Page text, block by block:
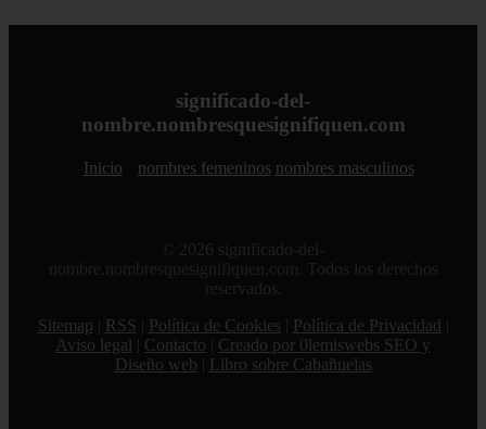
significado-del-
nombre.nombresquesignifiquen.com
Inicio nombres femeninos nombres masculinos
© 2026 significado-del-
nombre.nombresquesignifiquen.com. Todos los derechos
reservados.
Sitemap
RSS Política de Cookies Política de Privacidad
Aviso legal
Contacto
Creado por 0lemiswebs SEO y
Diseño web
Libro sobre Cabañuelas